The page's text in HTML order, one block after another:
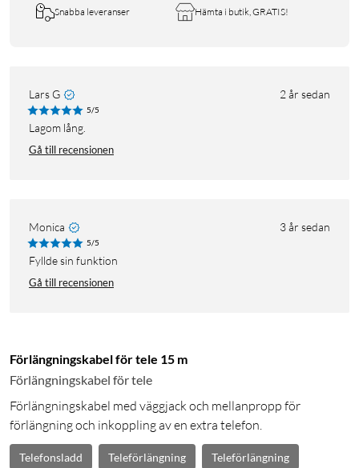
Snabba leveranser Hämta i butik, GRATIS!
Lars G 2 år sedan
5/5
Lagom lång.
Gå till recensionen
Monica 3 år sedan
5/5
Fyllde sin funktion
Gå till recensionen
Förlängningskabel för tele 15 m
Förlängningskabel för tele
Förlängningskabel med väggjack och mellanpropp för
förlängning och inkoppling av en extra telefon.
Telefonsladd Teleförlängning Teleförlängning